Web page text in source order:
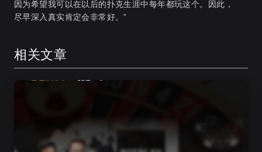
因为希望我可以在以后的扑克生涯中每年都玩这个。因此，
尽早深入真实肯定会非常好。”
相关文章